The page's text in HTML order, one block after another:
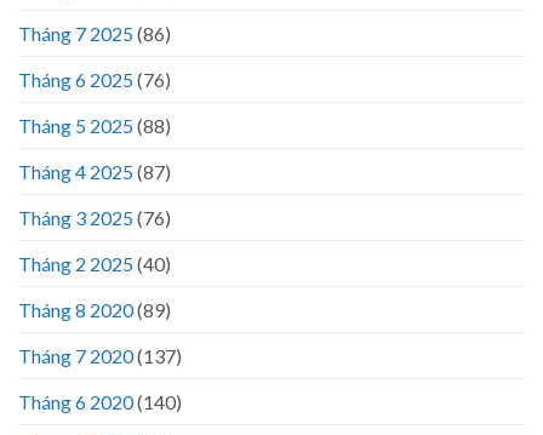
Tháng 7 2025(86)
Tháng 6 2025(76)
Tháng 5 2025(88)
Tháng 4 2025(87)
Tháng 3 2025(76)
Tháng 2 2025(40)
Tháng 8 2020(89)
Tháng 7 2020(137)
Tháng 6 2020(140)